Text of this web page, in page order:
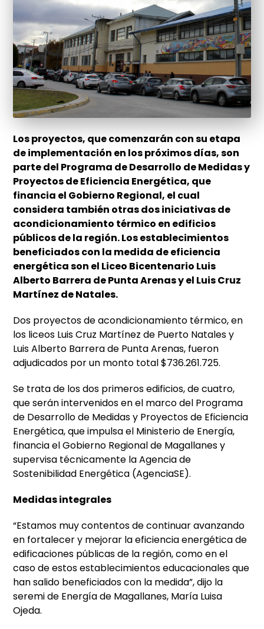
Los proyectos, que comenzarán con su etapa
de implementación en los próximos días, son
parte del Programa de Desarrollo de Medidas y
Proyectos de Eficiencia Energética, que
financia el Gobierno Regional, el cual
considera también otras dos iniciativas de
acondicionamiento térmico en edificios
públicos de la región.Los establecimientos
beneficiados con la medida de eficiencia
energética son el Liceo Bicentenario Luis
Alberto Barrera de Punta Arenas y el Luis Cruz
Martínez de Natales.
Dos proyectos de acondicionamiento térmico, en
los liceos Luis Cruz Martínez de Puerto Natales y
Luis Alberto Barrera de Punta Arenas, fueron
adjudicados por un monto total $736.261.725.
Se trata de los dos primeros edificios, de cuatro,
que serán intervenidos en el marco del Programa
de Desarrollo de Medidas y Proyectos de Eficiencia
Energética, que impulsa el Ministerio de Energía,
financia el Gobierno Regional de Magallanes y
supervisa técnicamente la Agencia de
Sostenibilidad Energética (AgenciaSE).
Medidas integrales
“Estamos muy contentos de continuar avanzando
en fortalecer y mejorar la eficiencia energética de
edificaciones públicas de la región, como en el
caso de estos establecimientos educacionales que
han salido beneficiados con la medida”, dijo la
seremi de Energía de Magallanes, María Luisa
Ojeda.